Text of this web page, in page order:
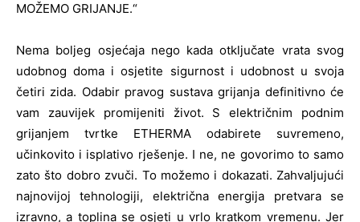
MOŽEMO GRIJANJE.“
Nema boljeg osjećaja nego kada otključate vrata svog
udobnog doma i osjetite sigurnost i udobnost u svoja
četiri zida. Odabir pravog sustava grijanja definitivno će
vam zauvijek promijeniti život. S električnim podnim
grijanjem tvrtke ETHERMA odabirete suvremeno,
učinkovito i isplativo rješenje. I ne, ne govorimo to samo
zato što dobro zvuči. To možemo i dokazati. Zahvaljujući
najnovijoj tehnologiji, električna energija pretvara se
izravno, a toplina se osjeti u vrlo kratkom vremenu. Jer